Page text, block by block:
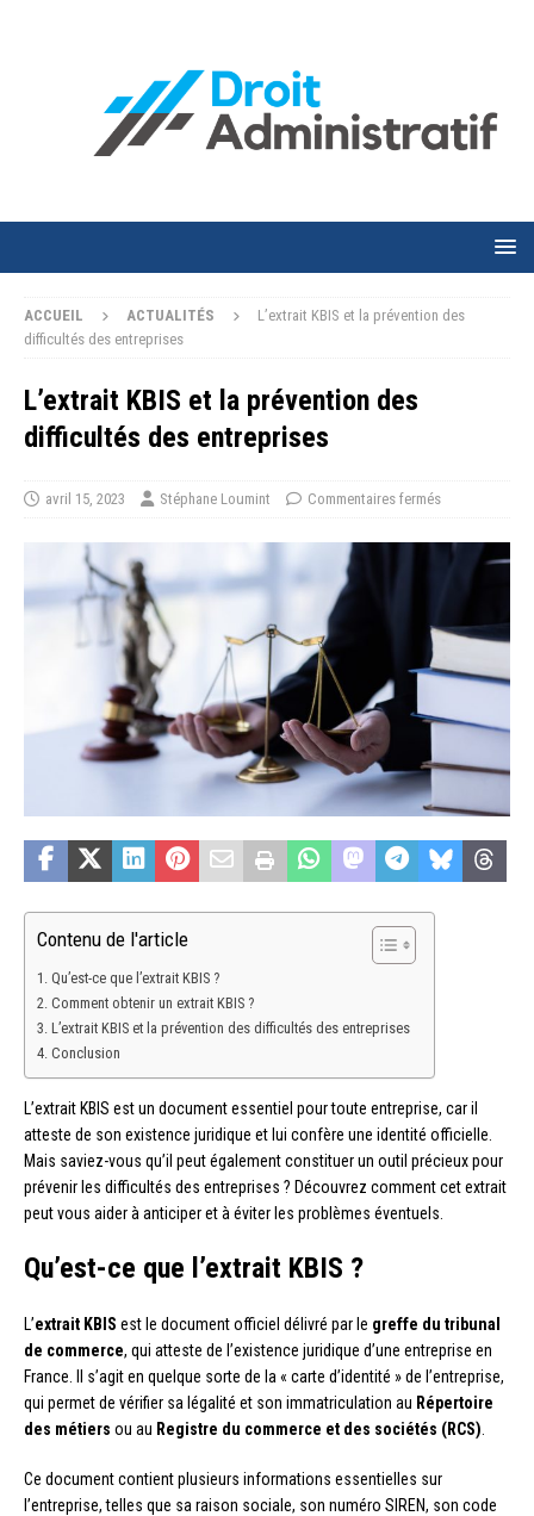
ACCUEIL ACTUALITÉS
L’extrait KBIS et la prévention des
difficultés des entreprises
L’extrait KBIS et la prévention des
difficultés des entreprises
avril 15, 2023 Stéphane Loumint Commentaires fermés
Contenu de l'article
Qu’est-ce que l’extrait KBIS ?
Comment obtenir un extrait KBIS ?
L’extrait KBIS et la prévention des difficultés des entreprises
Conclusion
L’extrait KBIS est un document essentiel pour toute entreprise, car il
atteste de son existence juridique et lui confère une identité officielle.
Mais saviez-vous qu’il peut également constituer un outil précieux pour
prévenir les difficultés des entreprises ? Découvrez comment cet extrait
peut vous aider à anticiper et à éviter les problèmes éventuels.
Qu’est-ce que l’extrait KBIS ?
L’extrait KBIS est le document officiel délivré par le greffe du tribunal
de commerce, qui atteste de l’existence juridique d’une entreprise en
France. Il s’agit en quelque sorte de la « carte d’identité » de l’entreprise,
qui permet de vérifier sa légalité et son immatriculation au Répertoire
des métiers ou au Registre du commerce et des sociétés (RCS)
Ce document contient plusieurs informations essentielles sur
l’entreprise, telles que sa raison sociale, son numéro SIREN, son code